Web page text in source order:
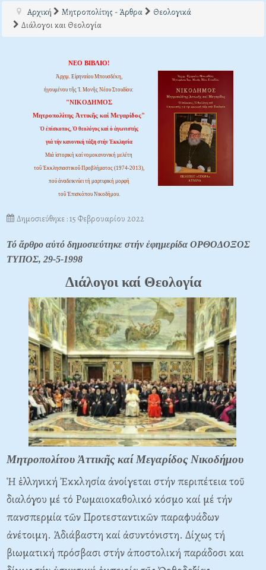
Αρχική Μητροπολίτης - Άρθρα
Θεολογικά
Διάλογοι και Θεολογία
ΝΕΟ ΒΙΒΛΙΟ!
Ἀρχιμ. Εἰρηναίου Μπουσδέκη,
ἡγουμένου τῆς Ἱ. Μονῆς Νέου Στουδίου:
"ΝΙΚΟΔΗΜΟΣ
Μητροπολίτης Ἀττικῆς καί Μεγαρίδος"
Ὁ ἐπίσκοπος, Ὁ θεολόγος καί ὁ ἀγωνιστής
γιά τήν κανονική τάξη στήν Ἐκκλησία
Μιά ἱστορική καί νομοκανονική μελέτη
τοῦ Ἐκκλησιαστικοῦ Προβλήματος (1974-2013),
πού ἀναδεικνύει τή μαρτυρική μορφή
τοῦ Ἐπισκόπου Νικοδήμου.
Δημοσιεύθηκε : 15 Φεβρουαρίου 2022
Τό ἄρθρο αὐτό δημοσιεύτηκε στήν ἐφημερίδα ΟΡΘΟΔΟΞΟΣ
ΤΥΠΟΣ, 29-5-1998
Διάλογοι καί Θεολογία
Μητροπολίτου Ἀττικῆς καί Μεγαρίδος Νικοδήμου
Ἡ ἑλληνική Ἐκκλησία ἀνοίγεται στήν περιπέτεια τοῦ
διαλόγου μέ τό Pωμαιοκαθολικό κόσμο καί μέ τήν
πανσπερμία τῶν Προτεσταντικῶν παραφυάδων
ἀνέτοιμη. Ἀδιάβαστη καί ἀσυντόνιστη. Δίχως τή
βιωματική πρόσβασι στήν ἀποστολική παράδοσι και